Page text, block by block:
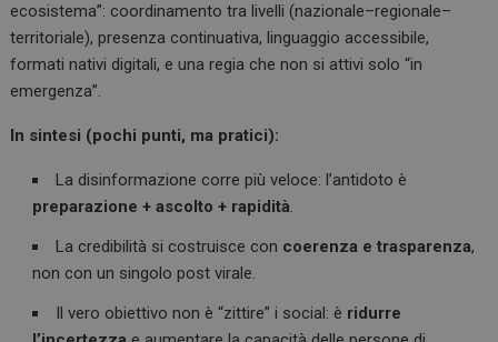
ecosistema”: coordinamento tra livelli (nazionale–regionale–
territoriale), presenza continuativa, linguaggio accessibile,
formati nativi digitali, e una regia che non si attivi solo “in
emergenza”.
In sintesi (pochi punti, ma pratici):
La disinformazione corre più veloce: l’antidoto è
preparazione + ascolto + rapidità.
La credibilità si costruisce con coerenza e trasparenza,
non con un singolo post virale.
Il vero obiettivo non è “zittire” i social: è ridurre